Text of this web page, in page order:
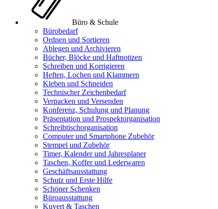
Büro & Schule
Bürobedarf
Ordnen und Sortieren
Ablegen und Archivieren
Bücher, Blöcke und Haftnotizen
Schreiben und Korrigieren
Heften, Lochen und Klammern
Kleben und Schneiden
Technischer Zeichenbedarf
Verpacken und Versenden
Konferenz, Schulung und Planung
Präsentation und Prospektorganisation
Schreibtischorganisation
Computer und Smartphone Zubehör
Stempel und Zubehör
Timer, Kalender und Jahresplaner
Taschen, Koffer und Lederwaren
Geschäftsausstattung
Schutz und Erste Hilfe
Schöner Schenken
Büroausstattung
Kuvert & Taschen